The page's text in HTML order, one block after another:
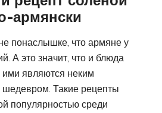
армянски
понаслышке, что армяне у
А это значит, что и блюда
являются неким
шедевром. Такие рецепты
популярностью среди